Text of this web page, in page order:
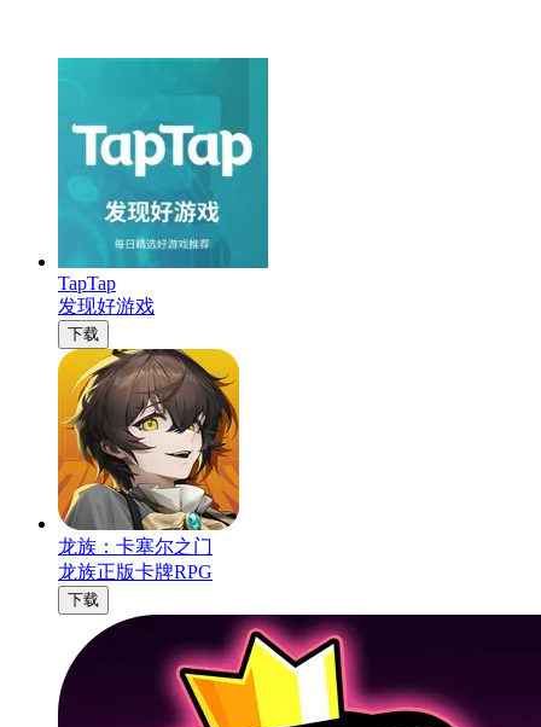
TapTap
发现好游戏
下载
龙族：卡塞尔之门
龙族正版卡牌RPG
下载